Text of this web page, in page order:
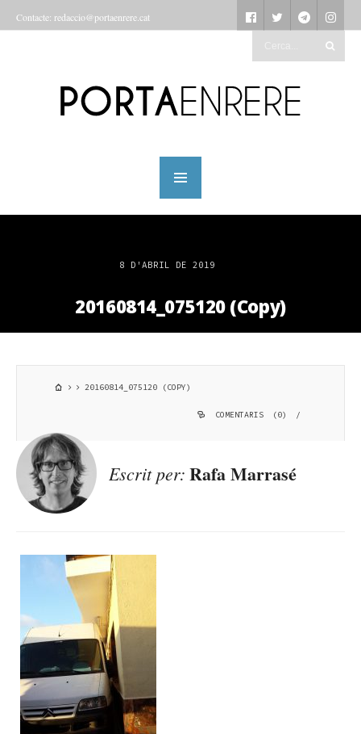
Contacte: redaccio@portaenrere.cat
8 D'ABRIL DE 2019
20160814_075120 (Copy)
20160814_075120 (COPY)
COMENTARIS (0) /
Escrit per: Rafa Marrasé